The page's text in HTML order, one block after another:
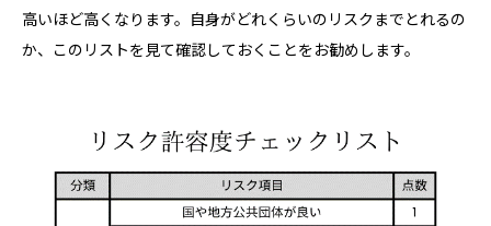
高いほど高くなります。自身がどれくらいのリスクまでとれるの
か、このリストを見て確認しておくことをお勧めします。